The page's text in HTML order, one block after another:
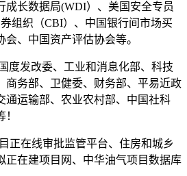
长数据局(WDI）、美国安全专员
组织（CBI）、中国银行间市场买
、中国资产评估协会等。
发改委、工业和消息化部、科技
商务部、卫健委、财务部、平易近政
通运输部、农业农村部、中国社科
在线审批监管平台、住房和城乡
正在建项目网、中华油气项目数据库